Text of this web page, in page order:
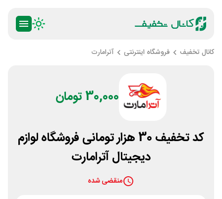
کانال تخفیف فروشگاه اینترنتی آترامارت
30,000 تومان
کد تخفیف 30 هزار تومانی فروشگاه لوازم
دیجیتال آترامارت
منقضی شده